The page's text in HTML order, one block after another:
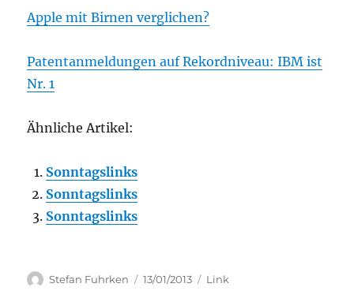
Apple mit Birnen verglichen?
Patentanmeldungen auf Rekordniveau: IBM ist
Nr. 1
Ähnliche Artikel:
Sonntagslinks
Sonntagslinks
Sonntagslinks
Author
Stefan Fuhrken
Posted
13/01/2013 Categories
Link